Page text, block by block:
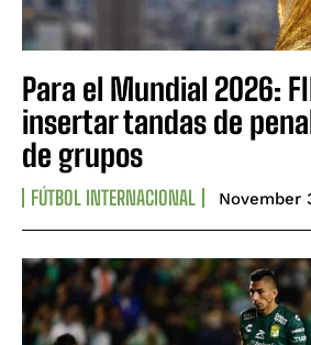
Para el Mundial 2026:
insertar tandas de
de grupos
FÚTBOL INTERNACIONAL November